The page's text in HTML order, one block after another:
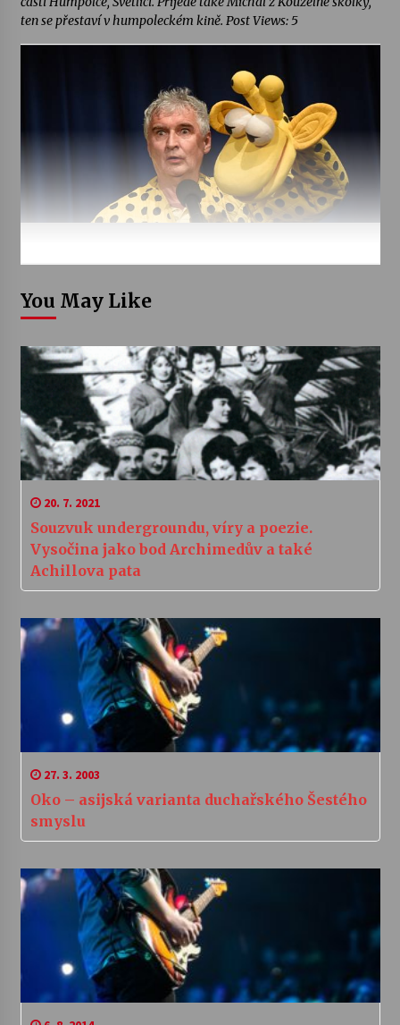
ten se přestaví v humpoleckém kině. Post Views: 5
You May Like
20. 7. 2021
Souzvuk undergroundu, víry a poezie.
Vysočina jako bod Archimedův a také
Achillova pata
27. 3. 2003
Oko – asijská varianta duchařského Šestého
smyslu